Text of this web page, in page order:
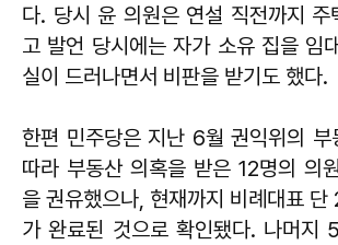
다. 당시 윤 의원은 연설 직전까지
고 발언 당시에는 자가 소유 집을 임
실이 드러나면서 비판을 받기도 했다.
한편 민주당은 지난 6월 권익위의 부
따라 부동산 의혹을 받은 12명의 의
을 권유했으나, 현재까지 비례대표 단
가 완료된 것으로 확인됐다. 나머지